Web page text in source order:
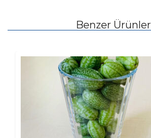
Benzer Ürünler